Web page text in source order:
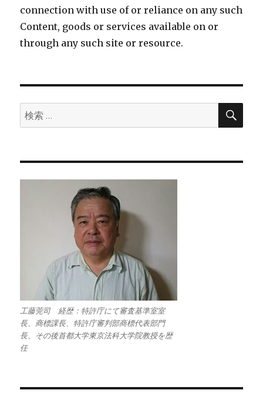
connection with use of or reliance on any such
Content, goods or services available on or
through any such site or resource.
検
索:
検
工藤莞司 経歴：特許庁にて審査基準室室
長、商標課長、特許庁審判部商標代表部門
長、その後首都大学東京法科大学院教授を歴
任